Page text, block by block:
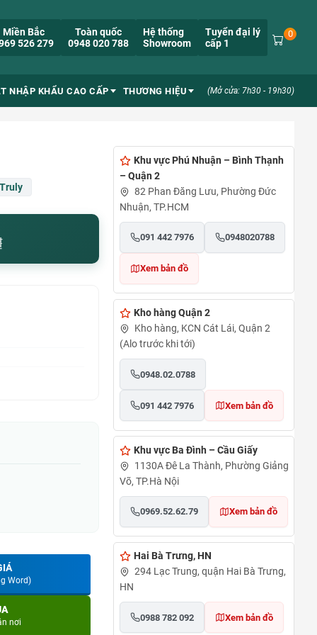
Miền Bắc
526 279
Toàn quốc
0948 020 788
Hệ thống
Showroom
Tuyển đại lý
cấp 1
0
NHẬP KHẨU CAO CẤP THƯƠNG HIỆU (Mở cửa: 7h30 - 19h30)
Truly
Word)
nơi
Khu vực Phú Nhuận – Bình Thạnh
– Quận 2
82 Phan Đăng Lưu, Phường Đức
Nhuận, TP.HCM
091 442 7976 0948020788
Xem bản đồ
Kho hàng Quận 2
Kho hàng, KCN Cát Lái, Quận 2
(Alo trước khi tới)
0948.02.0788
091 442 7976 Xem bản đồ
Khu vực Ba Đình – Cầu Giấy
1130A Đê La Thành, Phường Giảng
Võ, TP.Hà Nội
0969.52.62.79 Xem bản đồ
Hai Bà Trưng, HN
294 Lạc Trung, quận Hai Bà Trưng,
HN
0988 782 092 Xem bản đồ